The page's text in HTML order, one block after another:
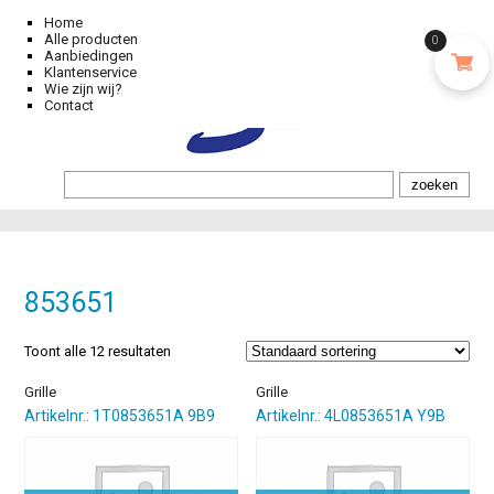
Home
Alle producten
Aanbiedingen
Klantenservice
Wie zijn wij?
Contact
853651
Toont alle 12 resultaten
Grille
Artikelnr.: 1T0853651A 9B9
Grille
Artikelnr.: 4L0853651A Y9B
0